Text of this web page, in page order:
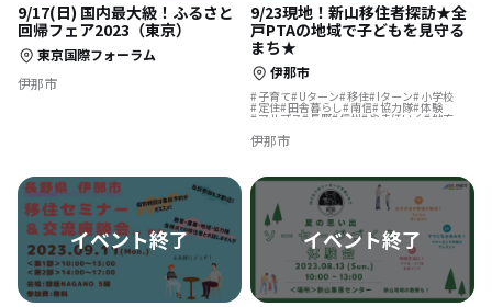
9/17(日) 国内最大級！ふるさと
回帰フェア2023（東京）
東京国際フォーラム
伊那市
9/23現地！新山移住者探訪★全
戸PTAの地域で子どもを見守る
まち★
伊那市
子育て Uターン 移住 Iターン 小学校
定住 田舎暮らし 南信 協力隊 体験
アルプス 長野 信州 やまほいく 地方
伊那市